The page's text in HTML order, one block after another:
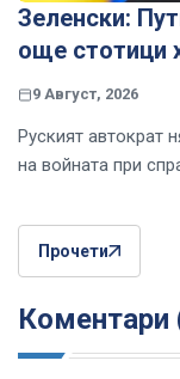
Зеленски:
още стотици
9 Август, 2026
Руският автократ
на войната при
Прочети
Коментари